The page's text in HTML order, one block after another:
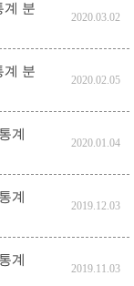
계 분
2020.03.02
계 분
2020.02.05
계
2020.01.04
계
2019.12.03
계
2019.11.03